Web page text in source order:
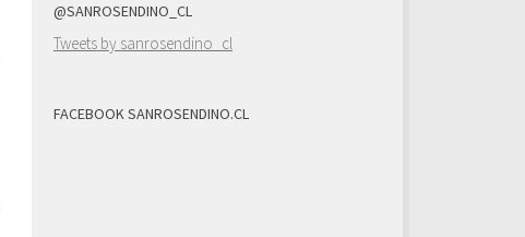
@SANROSENDINO_CL
Tweets by sanrosendino_cl
FACEBOOK SANROSENDINO.CL